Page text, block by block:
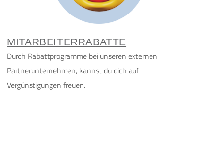
MITARBEITERRABATTE
Durch Rabattprogramme bei unseren externen
Partnerunternehmen, kannst du dich auf
Vergünstigungen freuen.